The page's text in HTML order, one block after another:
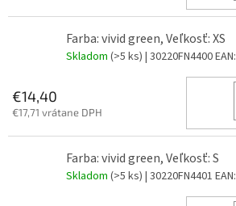
Farba: vivid green, Veľkosť: XS
Skladom (>5 ks) | 30220FN4400EAN:
€14,40
€17,71 vrátane DPH
Farba: vivid green, Veľkosť: S
Skladom (>5 ks) | 30220FN4401 EAN: